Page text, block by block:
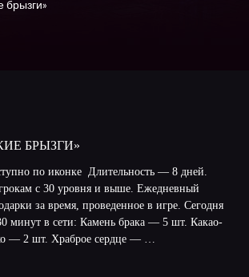
БРЫЗГИ»
по иконке Длительность — 8 дней.
с 30 уровня и выше. Ежедневный
за время, проведенное в игре. Сегодня
минут в сети: Камень брака — 5 шт. Какао-
— 2 шт. Храброе сердце — …